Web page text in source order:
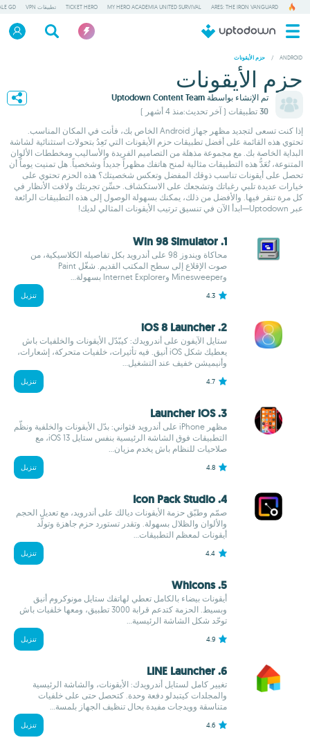
ARES: THE IRON VANGUARD
MY HERO ACADEMIA UNITED SURVIVAL
TICKET HERO تطبيقات VPN GD
ANDROID
/ حزم الأيقونات
حزم الأيقونات
تم الإنشاء بواسطة Uptodown Content Team
30 تطبيقات
( آخر تحديث:منذ 4 أشهر )
إذا كنت تسعى لتجديد مظهر جهاز Android الخاص بك، فأنت في المكان المناسب.
تحتوي هذه القائمة على أفضل تطبيقات حزم الأيقونات التي تَعِدُ بتحولات استثنائية لشاشة
البداية الخاصة بك. مع مجموعة مذهلة من التصاميم الفريدة والأساليب ومخططات الألوان
المتنوعة، تُعَدُّ هذه التطبيقات مثالية لمنح هاتفك مظهراً جديداً وشخصياً. هل تمنيت يوماً أن
تحصل على أيقونات تناسب ذوقك المفضل وتعكس شخصيتك؟ هذه الحزم تحتوي على
خيارات عديدة تلبي رغباتك وتشجعك على الاستكشاف. حسِّن تجربتك ولافت الأنظار في
كل مرة تنقر فيها. والأفضل من ذلك، يمكنك بسهولة الوصول إلى هذه التطبيقات الرائعة
عبر Uptodown—ابدأ الآن في تنسيق ترتيب الأيقونات المثالي لديك!
1. Win 98 Simulator
محاكاة ويندوز 98 على أندرويد بكل تفاصيله الكلاسيكية، من
صوت الإقلاع إلى سطح المكتب القديم. شغّل Paint
وMinesweeper وInternet Explorer بسهولة...
4.3 تنزيل
2. iOS 8 Launcher
ستايل الآيفون على أندرويدك: كيبّدّل الأيقونات والخلفيات باش
يعطيك شكل iOS أنيق. فيه تأثيرات، خلفيات متحركة، إشعارات،
وأنيميشن خفيف عند التشغيل...
4.7 تنزيل
3. Launcher iOS
مظهر iPhone على أندرويد فثواني: بدّل الأيقونات والخلفية ونظّم
التطبيقات فوق الشاشة الرئيسية بنفس ستايل iOS 13، مع
صلاحيات للنظام باش يخدم مزيان...
4.8 تنزيل
4. Icon Pack Studio
صمّم وطبّق حزمة الأيقونات ديالك على أندرويد، مع تعديل الحجم
والألوان والظلال بسهولة. وتقدر تستورد حزم جاهزة وتولّد
أيقونات لمعظم التطبيقات...
4.4 تنزيل
5. Whicons
أيقونات بيضاء بالكامل تعطي لهاتفك ستايل مونوكروم أنيق
وبسيط. الحزمة كتدعم قرابة 3000 تطبيق، ومعها خلفيات باش
توحّد شكل الشاشة الرئيسية...
4.9 تنزيل
6. LINE Launcher
تغيير كامل لستايل أندرويدك: الأيقونات، والشاشة الرئيسية
والمجلدات كيتبدلو دفعة وحدة. كتحصل حتى على خلفيات
متناسقة وويدجات مفيدة بحال تنظيف الجهاز بلمسة...
4.6 تنزيل